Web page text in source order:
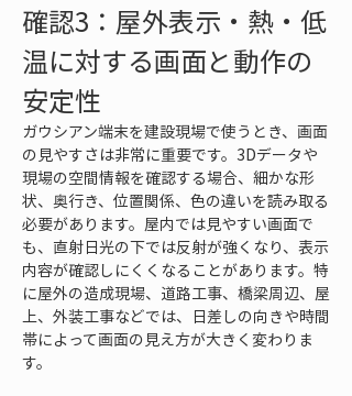
確認3：屋外表示・熱・低
温に対する画面と動作の
安定性
ガウシアン端末を建設現場で使うとき、画面
の見やすさは非常に重要です。3Dデータや
現場の空間情報を確認する場合、細かな形
状、奥行き、位置関係、色の違いを読み取る
必要があります。屋内では見やすい画面で
も、直射日光の下では反射が強くなり、表示
内容が確認しにくくなることがあります。特
に屋外の造成現場、道路工事、橋梁周辺、屋
上、外装工事などでは、日差しの向きや時間
帯によって画面の見え方が大きく変わりま
す。